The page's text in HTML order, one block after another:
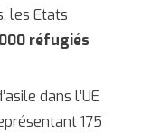
les Etats
réfugiés
dans l’UE
175